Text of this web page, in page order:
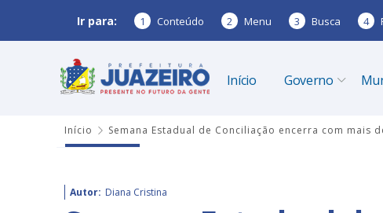
Ir para: 1 Conteúdo 2 Menu 3 Busca 4
Início Governo
Início Semana Estadual de Conciliação encerra com mais
Autor: Diana Cristina